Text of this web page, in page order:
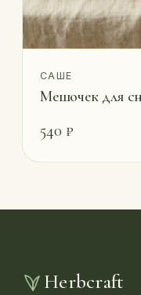
САШЕ
Мешочек для
540 ₽
Herbcraft